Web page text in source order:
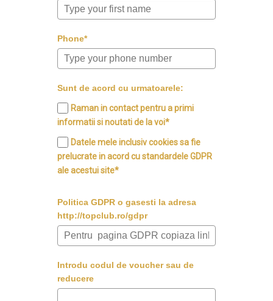
Phone*
Sunt de acord cu urmatoarele:
Raman in contact pentru a primi
informatii si noutati de la voi*
Datele mele inclusiv cookies sa fie
prelucrate in acord cu standardele GDPR
ale acestui site*
Politica GDPR o gasesti la adresa
http://topclub.ro/gdpr
Introdu codul de voucher sau de
reducere